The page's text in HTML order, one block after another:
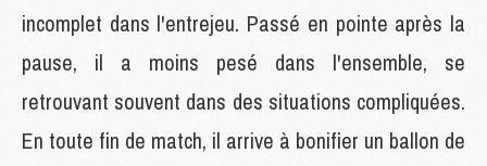
incomplet dans l'entrejeu. Passé en pointe après la
pause, il a moins pesé dans l'ensemble, se
retrouvant souvent dans des situations compliquées.
En toute fin de match, il arrive à bonifier un ballon de